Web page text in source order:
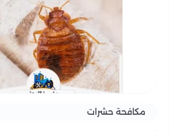
مكافحة حشرات